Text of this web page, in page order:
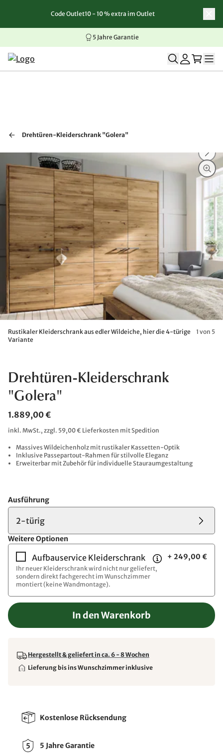
Zum Inhalt springen
Zur Navigation springen
Zum Seitenende springen
Code Outlet10 - 10 % extra im Outlet
5 Jahre Garantie
Drehtüren-Kleiderschrank "Golera"
Rustikaler Kleiderschrank aus edler Wildeiche, hier die 4-türige
Variante
1 von 5
Drehtüren-Kleiderschrank
"Golera"
1.889,00 €
inkl. MwSt., zzgl. 59,00 € Lieferkosten mit Spedition
Massives Wildeichenholz mit rustikaler Kassetten-Optik
Inklusive Passepartout-Rahmen für stilvolle Eleganz
Erweiterbar mit Zubehör für individuelle Stauraumgestaltung
Ausführung
2-türig
Weitere Optionen
Aufbauservice Kleiderschrank
Ihr neuer Kleiderschrank wird nicht nur geliefert,
sondern direkt fachgerecht im Wunschzimmer
montiert (keine Wandmontage).
+ 249,00 €
In den Warenkorb
Hergestellt & geliefert in ca. 6 - 8 Wochen
Lieferung bis ins Wunschzimmer inklusive
Kostenlose Rücksendung
5 Jahre Garantie